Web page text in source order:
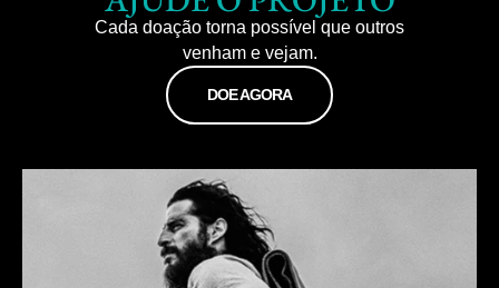
Cada doação torna possível que outros
venham e vejam.
DOE AGORA